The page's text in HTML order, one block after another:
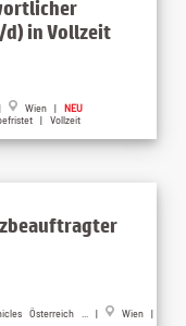
in Vollzeit
Wien | NEU
| Vollzeit
Österreich ... |
Wien |